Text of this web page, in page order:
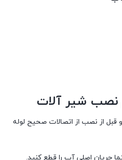
نصب شیر آلات
از نصب از اتصالات صحیح لوله
جریان اصلی آب را قطع کنید.